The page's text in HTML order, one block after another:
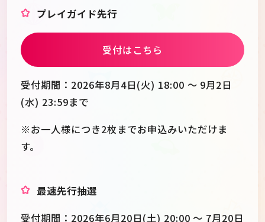
プレイガイド先行
受付はこちら
受付期間：2026年8月4日(火) 18:00 ～ 9月2日
(水) 23:59まで
※お一人様につき2枚までお申込みいただけま
す。
最速先行抽選
受付期間：2026年6月20日(土) 20:00 ～ 7月20日